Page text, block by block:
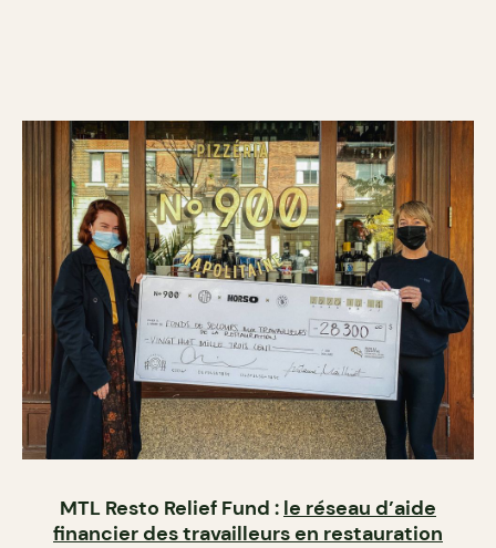
MTL Resto Relief Fund : le réseau d’aide
financier des travailleurs en restauration